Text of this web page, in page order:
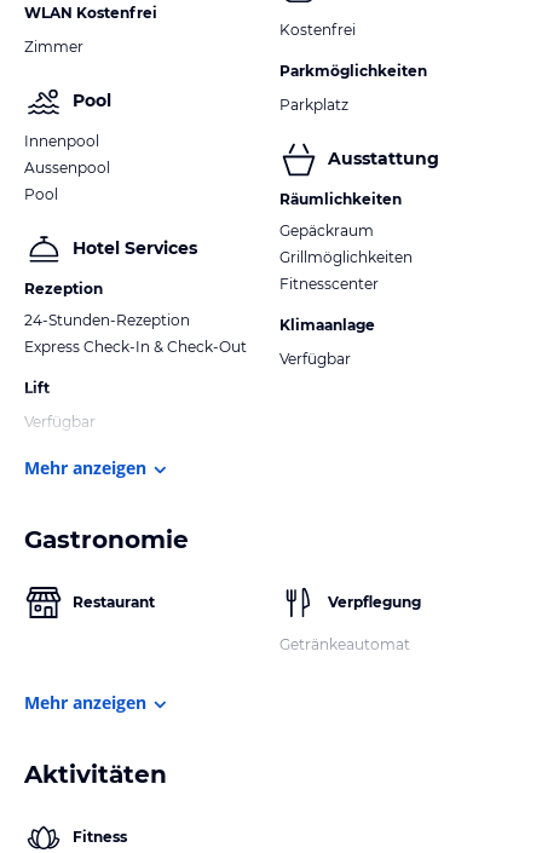
WLAN Kostenfrei
Zimmer
Pool
Innenpool
Aussenpool
Pool
Hotel Services
Rezeption
24-Stunden-Rezeption
Express Check-In & Check-Out
Lift
Verfügbar
Kostenfrei
Parkmöglichkeiten
Parkplatz
Ausstattung
Räumlichkeiten
Gepäckraum
Grillmöglichkeiten
Fitnesscenter
Klimaanlage
Verfügbar
Mehr anzeigen
Gastronomie
Restaurant Verpflegung
Getränkeautomat
Mehr anzeigen
Aktivitäten
Fitness